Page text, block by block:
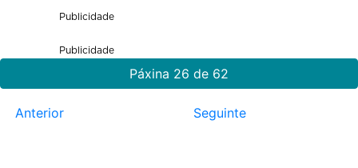
Publicidade
Publicidade
Páxina 26 de 62
Anterior Seguinte